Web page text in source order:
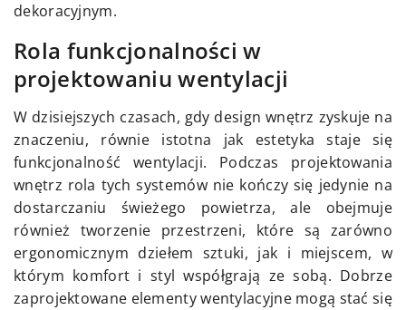
dekoracyjnym.
Rola funkcjonalności w
projektowaniu wentylacji
W dzisiejszych czasach, gdy design wnętrz zyskuje na
znaczeniu, równie istotna jak estetyka staje się
funkcjonalność wentylacji. Podczas projektowania
wnętrz rola tych systemów nie kończy się jedynie na
dostarczaniu świeżego powietrza, ale obejmuje
również tworzenie przestrzeni, które są zarówno
ergonomicznym dziełem sztuki, jak i miejscem, w
którym komfort i styl współgrają ze sobą. Dobrze
zaprojektowane elementy wentylacyjne mogą stać się